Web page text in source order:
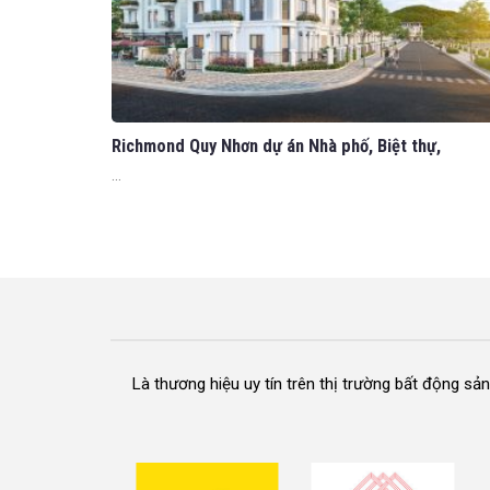
Richmond Quy Nhơn dự án Nhà phố, Biệt thự,
...
Là thương hiệu uy tín trên thị trường bất động